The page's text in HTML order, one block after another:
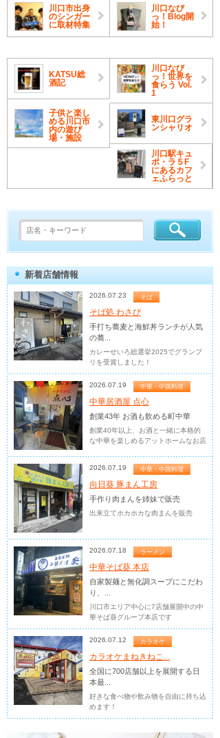
川口市出身
のシンガー
に取材特集
川口なび
っ！Blog開
始！
KATSU総
酒記
川口なび
っ！世界を
食らう Vol.
1
子供と楽し
める川口市
内の遊び
場・施設
東川口グラ
ンシャリオ
川口駅キュ
ポ・ラ５F
にあるカフ
ェふらっと
新着店舗情報
2026.07.23 そば
そば処 わさび
手打ち蕎麦と海鮮丼ランチが人気
の蕎...
カレーせいろ総選挙2025でグランプ
リを受賞しました！
2026.07.19 中華・中国料理
中華居酒屋 点心
創業43年 お酒も飲める町中華
創業40年以上、お酒と一緒に本格的
な中華を楽しめるアットホームなお店
2026.07.19 中華・中国料理
向日葵 豚まん工房
手作り肉まんを姉妹で販売
出来立てホカホカな肉まんを販売
2026.07.18 ラーメン
中華そば葵 本店
自家製麺と無化調スープにこだわ
り、...
川口市エリア中心に7店舗展開中の中
華そば葵グループ本店です
2026.07.12 カラオケ
カラオケまねきねこ...
全国に700店舗以上を展開する日
本最...
好きな食べ物や飲み物を自由に持ち込
めます！